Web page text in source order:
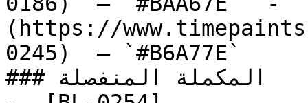
(https://
0245)  — `#B6A77E`
### المكملة المنفصلة